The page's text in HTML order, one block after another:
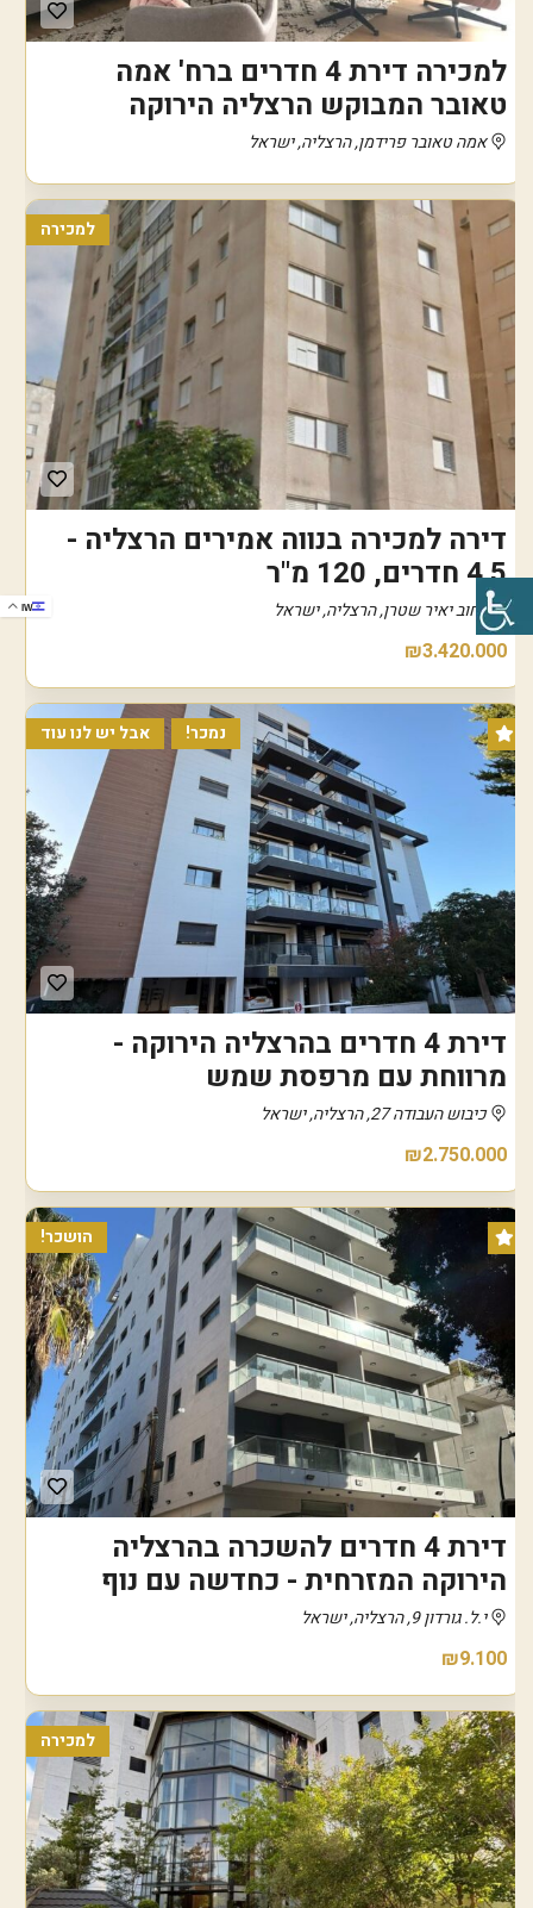
למכירה דירת 4 חדרים ברח' אמה
טאובר המבוקש הרצליה הירוקה
אמה טאובר פרידמן, הרצליה, ישראל
למכירה
דירה למכירה בנווה אמירים הרצליה -
4.5 חדרים, 120 מ"ר
רחוב יאיר שטרן, הרצליה, ישראל
₪3.420.000
אבל יש לנו עוד נמכר!
דירת 4 חדרים בהרצליה הירוקה -
מרווחת עם מרפסת שמש
כיבוש העבודה 27, הרצליה, ישראל
₪2.750.000
הושכר!
דירת 4 חדרים להשכרה בהרצליה
הירוקה המזרחית - כחדשה עם נוף
י.ל. גורדון 9, הרצליה, ישראל
₪9.100
למכירה
IW